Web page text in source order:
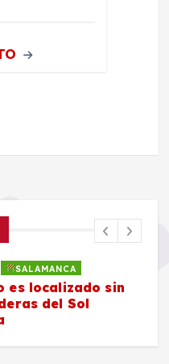
SALAMANCA
es localizado sin
del Sol